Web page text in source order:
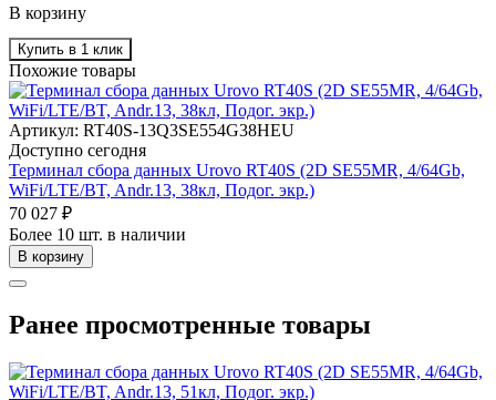
В корзину
Купить в 1 клик
Похожие товары
Артикул: RT40S-13Q3SE554G38HEU
Доступно сегодня
Терминал сбора данных Urovo RT40S (2D SE55MR, 4/64Gb,
WiFi/LTE/BT, Andr.13, 38кл, Подог. экр.)
70 027 ₽
Более 10 шт. в наличии
В корзину
Ранее просмотренные товары